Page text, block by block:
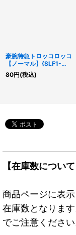
豪腕特急トロッコロッコ
【ノーマル】{SLF1-
JP008}《モンスター》
80円(税込)
【在庫数について
商品ページに表
在庫数となりま
でご注意ください